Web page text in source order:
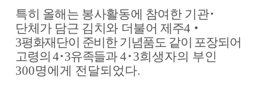
특히 올해는 봉사활동에 참여한 기관･
단체가 담근 김치와 더불어 제주4‧
3평화재단이 준비한 기념품도 같이 포장되어
고령의4･3유족들과 4･ 3희생자의 부인
300명에게 전달되었다.